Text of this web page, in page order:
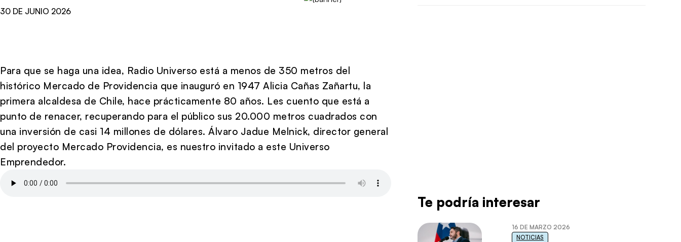
30 DE JUNIO 2026
Para que se haga una idea, Radio Universo está a menos de 350 metros del
histórico Mercado de Providencia que inauguró en 1947 Alicia Cañas Zañartu, la
primera alcaldesa de Chile, hace prácticamente 80 años. Les cuento que está a
punto de renacer, recuperando para el público sus 20.000 metros cuadrados con
una inversión de casi 14 millones de dólares. Álvaro Jadue Melnick, director general
del proyecto Mercado Providencia, es nuestro invitado a este Universo
Emprendedor.
Te podría interesar
16 DE MARZO 2026
NOTICIAS